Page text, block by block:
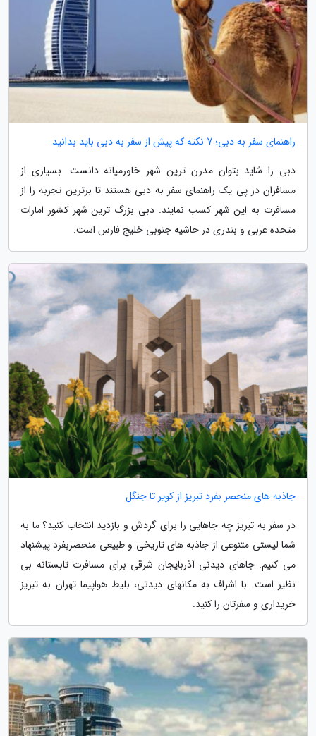
راهنمای سفر به دبی؛ 7 نکته که پیش از سفر به دبی باید بدانید
دبی را شاید بتوان مدرن ترین شهر خاورمیانه دانست. بسیاری از
مسافران در پی یک راهنمای سفر به دبی هستند تا برترین تجربه را از
مسافرت به این شهر کسب نمایند. دبی بزرگ ترین شهر کشور امارات
متحده عربی و بندری در حاشیه جنوبی خلیج فارس است.
جاذبه های منحصر بفرد تبریز از کویر تا جنگل
در سفر به تبریز چه جاهایی را برای گردش و بازدید انتخاب کنید؟ ما به
شما لیستی متنوعی از جاذبه های تاریخی و طبیعی منحصربفرد پیشنهاد
می کنیم. جاهای دیدنی آذربایجان شرقی برای مسافرت تابستانه بی
نظیر است. با اشراف به مکانهای دیدنی، بلیط هواپیما تهران به تبریز
خریداری و سفرتان را کنید.